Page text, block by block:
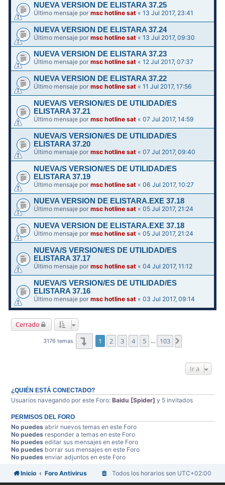
NUEVA VERSION DE ELISTARA 37.25
Último mensaje pormsc hotline sat «13 Jul 2017, 23:41
NUEVA VERSION DE ELISTARA 37.24
Último mensaje pormsc hotline sat «13 Jul 2017, 09:30
NUEVA VERSION DE ELISTARA 37.23
Último mensaje pormsc hotline sat «12 Jul 2017, 07:37
NUEVA VERSION DE ELISTARA 37.22
Último mensaje pormsc hotline sat «11 Jul 2017, 17:56
NUEVA/S VERSION/ES DE UTILIDAD/ES
ELISTARA 37.21
Último mensaje pormsc hotline sat «07 Jul 2017, 14:59
NUEVA/S VERSION/ES DE UTILIDAD/ES
ELISTARA 37.20
Último mensaje pormsc hotline sat «07 Jul 2017, 09:40
NUEVA/S VERSION/ES DE UTILIDAD/ES
ELISTARA 37.19
Último mensaje pormsc hotline sat «06 Jul 2017, 10:27
NUEVA VERSION DE ELISTARA.EXE 37.18
Último mensaje pormsc hotline sat «05 Jul 2017, 21:24
NUEVA VERSION DE ELISTARA.EXE 37.18
Último mensaje pormsc hotline sat «05 Jul 2017, 21:24
NUEVA/S VERSION/ES DE UTILIDAD/ES
ELISTARA 37.17
Último mensaje pormsc hotline sat «04 Jul 2017, 11:12
NUEVA/S VERSION/ES DE UTILIDAD/ES
ELISTARA 37.16
Último mensaje pormsc hotline sat «03 Jul 2017, 09:14
Cerrado
3176 temas Página1 de 103
1 2 3 4 5 … 103
Ir a
¿QUIÉN ESTÁ CONECTADO?
Usuarios navegando por este Foro:Baidu [Spider] y 5 invitados
PERMISOS DEL FORO
No puedes abrir nuevos temas en este Foro
No puedes responder a temas en este Foro
No puedes editar sus mensajes en este Foro
No puedes borrar sus mensajes en este Foro
No puedes enviar adjuntos en este Foro
Inicio Foro Antivirus Todos los horarios son UTC+02:00